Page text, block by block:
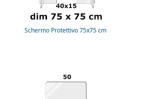
Schermo Protettivo 75x75 cm